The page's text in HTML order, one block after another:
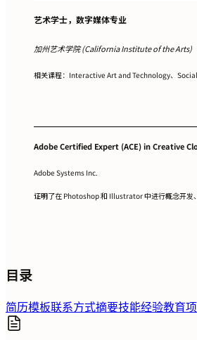
艺术学士，数字媒体专业
加州艺术学院 (California Institute of the Arts)
相关课程：Interactive Art and Technology、
Adobe Certified Expert (ACE) in Creative
Adobe Systems Inc.
证明了在 Photoshop 和 Illustrator 中进行概念开发
目录
简历模板联系方式摘要技能经验教育